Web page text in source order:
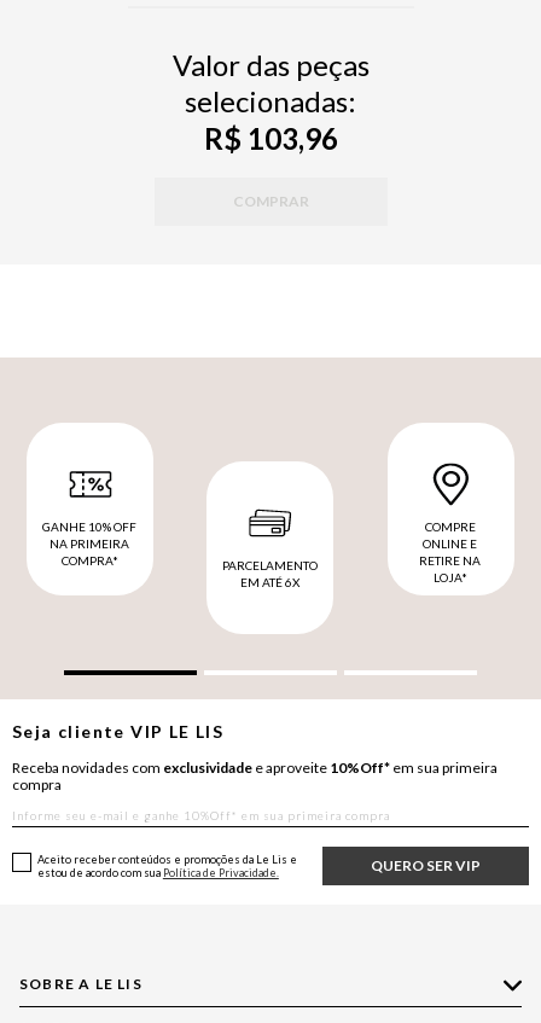
Valor das peças
selecionadas:
R$ 103,96
COMPRAR
GANHE 10% OFF
NA PRIMEIRA
COMPRA*
PARCELAMENTO
EM ATÉ 6X
COMPRE
ONLINE E
RETIRE NA
LOJA*
Seja clienteVIP LE LIS
Receba novidades com exclusividade e aproveite 10%Off* em sua primeira
compra
QUERO SER VIP
Aceito receber conteúdos e promoções da Le Lis e
estou de acordo com sua Política de Privacidade.
SOBRE A LE LIS